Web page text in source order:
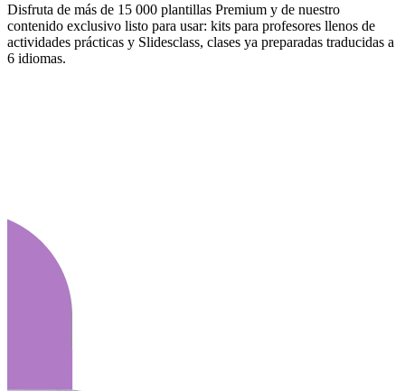
Disfruta de más de 15 000 plantillas Premium y de nuestro
contenido exclusivo listo para usar: kits para profesores llenos de
actividades prácticas y Slidesclass, clases ya preparadas traducidas a
6 idiomas.